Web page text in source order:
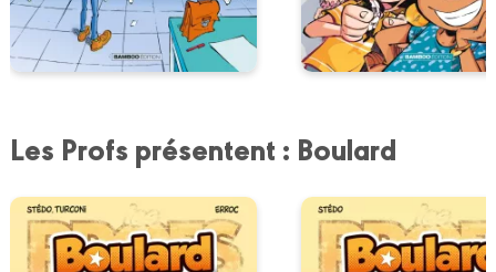
Les Profs présentent : Boulard